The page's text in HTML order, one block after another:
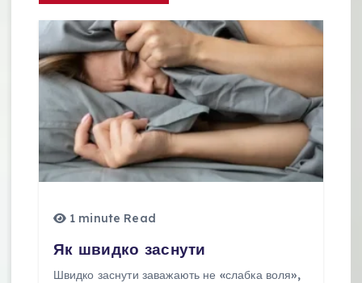
а
ц
я
з
1 minute Read
Як швидко заснути
Швидко заснути заважають не «слабка воля»,